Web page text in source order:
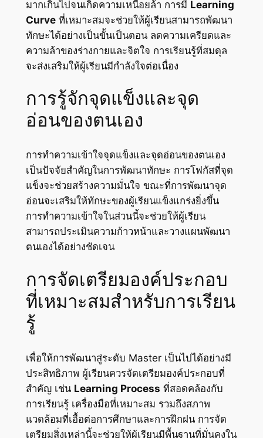
มากเกินไปจนเกิดความเหนื่อยล้า การมี Learning
Curveที่เหมาะสมจะช่วยให้ผู้เรียนสามารถพัฒนา
ทักษะได้อย่างเป็นขั้นเป็นตอน ลดความเครียดและ
ความล้าของร่างกายและจิตใจ การเรียนรู้ที่สมดุล
จะส่งเสริมให้ผู้เรียนมีกำลังใจต่อเนื่อง
การรู้จักจุดแข็งและจุด
อ่อนของตนเอง
การทำความเข้าใจจุดแข็งและจุดอ่อนของตนเอง
เป็นปัจจัยสำคัญในการพัฒนาทักษะ การโฟกัสที่จุด
แข็งจะช่วยสร้างความมั่นใจ ขณะที่การพัฒนาจุด
อ่อนจะเสริมให้ทักษะของผู้เรียนแข็งแกร่งยิ่งขึ้น
การทำความเข้าใจในส่วนนี้จะช่วยให้ผู้เรียน
สามารถประเมินความก้าวหน้าและวางแผนพัฒนา
ตนเองได้อย่างชัดเจน
การจัดเตรียมองค์ประกอบ
ที่เหมาะสมสำหรับการเรียน
รู้
เพื่อให้การพัฒนาสู่ระดับ Master เป็นไปได้อย่างมี
ประสิทธิภาพ ผู้เรียนควรจัดเตรียมองค์ประกอบที่
สำคัญ เช่น Learning Process ที่สอดคล้องกับ
การเรียนรู้ เครื่องมือที่เหมาะสม รวมถึงสภาพ
แวดล้อมที่เอื้อต่อการศึกษาและการฝึกฝน การจัด
เตรียมสิ่งเหล่านี้จะช่วยให้ผู้เรียนมีพื้นฐานที่มั่นคงใน